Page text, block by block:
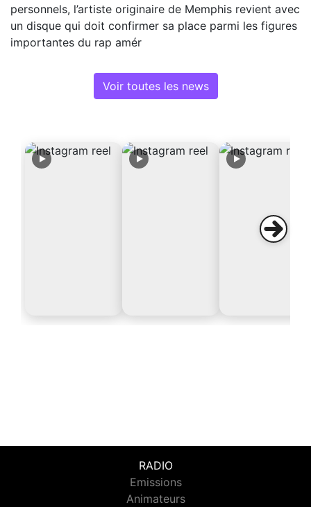
personnels, l’artiste originaire de Memphis revient avec
un disque qui doit confirmer sa place parmi les figures
importantes du rap amér
Voir toutes les news
RADIO
Emissions
Animateurs